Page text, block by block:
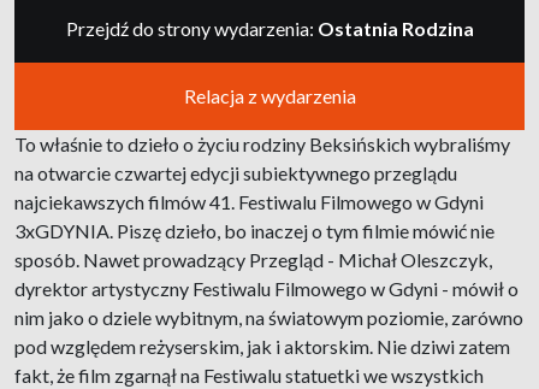
Przejdź do strony wydarzenia: Ostatnia Rodzina
Relacja z wydarzenia
To właśnie to dzieło o życiu rodziny Beksińskich wybraliśmy
na otwarcie czwartej edycji subiektywnego przeglądu
najciekawszych filmów 41. Festiwalu Filmowego w Gdyni
3xGDYNIA. Piszę dzieło, bo inaczej o tym filmie mówić nie
sposób. Nawet prowadzący Przegląd - Michał Oleszczyk,
dyrektor artystyczny Festiwalu Filmowego w Gdyni - mówił o
nim jako o dziele wybitnym, na światowym poziomie, zarówno
pod względem reżyserskim, jak i aktorskim. Nie dziwi zatem
fakt, że film zgarnął na Festiwalu statuetki we wszystkich